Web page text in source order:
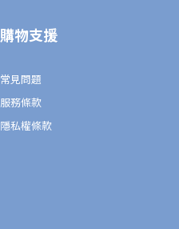
購物支援
常見問題
服務條款
隱私權條款